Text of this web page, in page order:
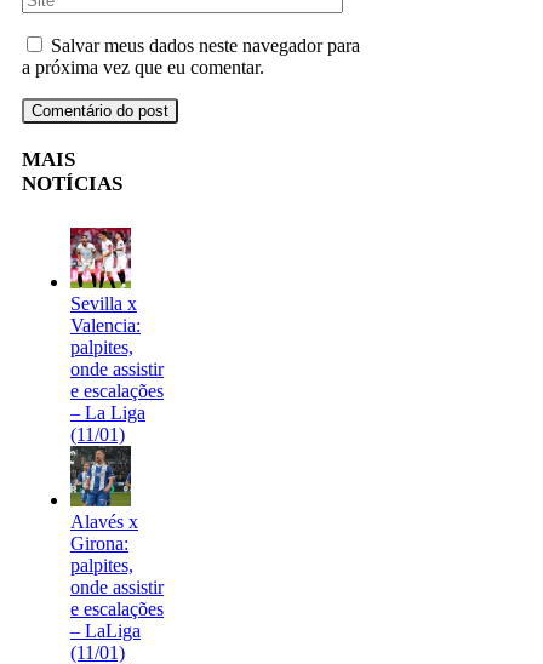
Salvar meus dados neste navegador para
a próxima vez que eu comentar.
MAIS
NOTÍCIAS
Sevilla x
Valencia:
palpites,
onde assistir
e escalações
– La Liga
(11/01)
Alavés x
Girona:
palpites,
onde assistir
e escalações
– LaLiga
(11/01)